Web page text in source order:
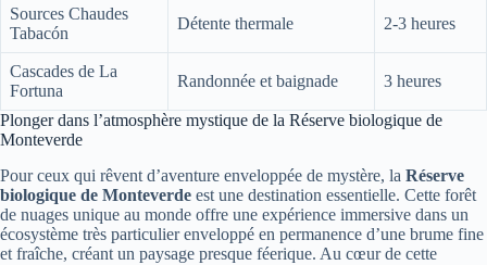
Sources Chaudes
Tabacón
Détente thermale 2-3 heures
Cascades de La
Fortuna
Randonnée et baignade 3 heures
Plonger dans l’atmosphère mystique de la Réserve biologique de
Monteverde
Pour ceux qui rêvent d’aventure enveloppée de mystère, la Réserve
biologique de Monteverde est une destination essentielle. Cette forêt
de nuages unique au monde offre une expérience immersive dans un
écosystème très particulier enveloppé en permanence d’une brume fine
et fraîche, créant un paysage presque féerique. Au cœur de cette